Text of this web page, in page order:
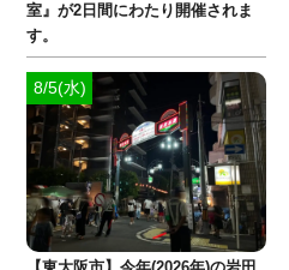
室』が2日間にわたり開催されま
す。
8/5(水)